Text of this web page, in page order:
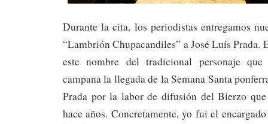
Durante la cita, los periodistas entregamos
“Lambrión Chupacandiles” a José Luís Prada.
este nombre del tradicional personaje
campana la llegada de la Semana Santa
Prada por la labor de difusión del Bierzo
hace años. Concretamente, yo fui el